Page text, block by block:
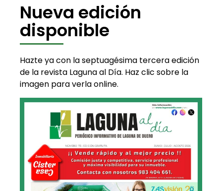
Nueva edición
disponible
Hazte ya con la septuagésima tercera edición
de la revista Laguna al Día. Haz clic sobre la
imagen para verla online.